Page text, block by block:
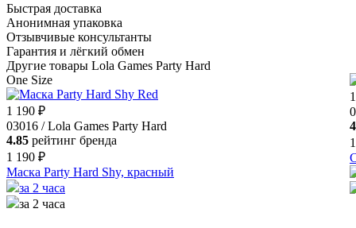
Быстрая доставка
Анонимная упаковка
Отзывчивые консультанты
Гарантия и лёгкий обмен
Другие товары Lola Games Party Hard
One Size
1 190 ₽
03016 / Lola Games Party Hard
4.85 рейтинг бренда
1 190 ₽
Маска Party Hard Shy, красный
за 2 часа
за 2 часа